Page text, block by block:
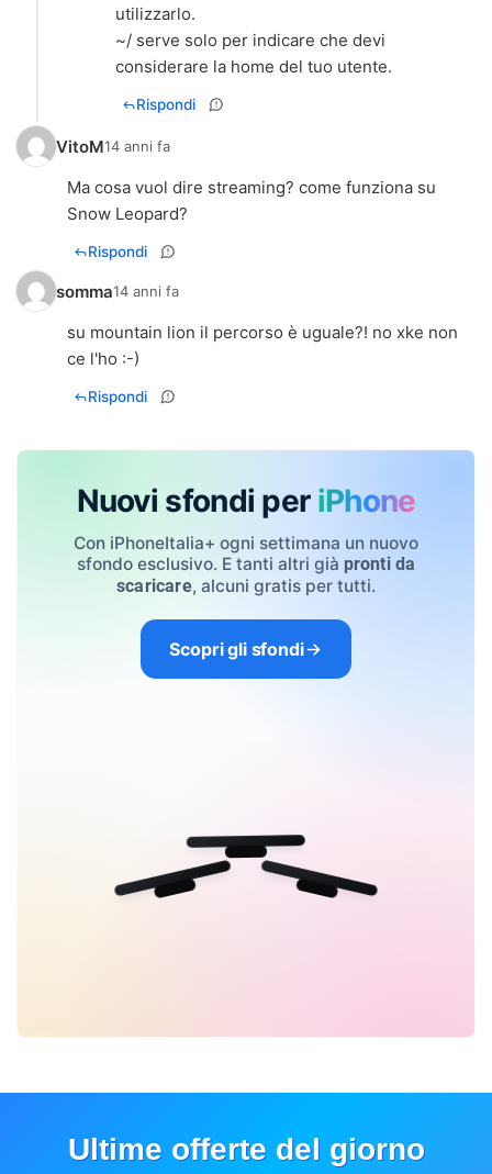
utilizzarlo.
~/ serve solo per indicare che devi
considerare la home del tuo utente.
Rispondi
VitoM14 anni fa
Ma cosa vuol dire streaming? come funziona su
Snow Leopard?
Rispondi
somma14 anni fa
su mountain lion il percorso è uguale?! no xke non
ce l'ho :-)
Rispondi
Nuovi sfondi per iPhone
Con iPhoneItalia+ ogni settimana un nuovo
sfondo esclusivo. E tanti altri già pronti da
scaricare, alcuni gratis per tutti.
Scopri gli sfondi
Ultime offerte del giorno